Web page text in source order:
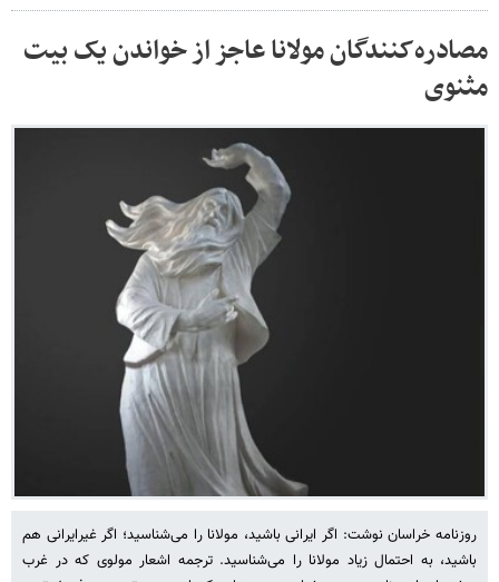
مصادره‌کنندگان مولانا عاجز از خواندن یک بیت
مثنوی
روزنامه خراسان نوشت: اگر ایرانی باشید، مولانا را می‌شناسید؛ اگر غیرایرانی هم
باشید، به احتمال زیاد مولانا را می‌شناسید. ترجمه اشعار مولوی که در غرب